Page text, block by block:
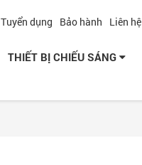
Tuyển dụng Bảo hành Liên hệ
THIẾT BỊ CHIẾU SÁNG